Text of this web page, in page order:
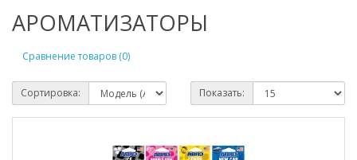
АРОМАТИЗАТОРЫ
Сравнение товаров (0)
Сортировка: Показать: